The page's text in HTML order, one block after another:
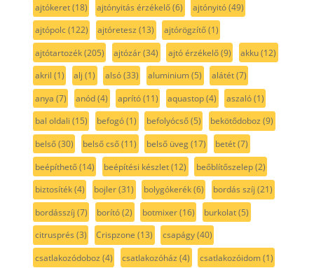
ajtókeret(18) ajtónyitás érzékelő(6) ajtónyitó(49)
ajtópolc(122) ajtóretesz (13) ajtórögzítő(1)
ajtótartozék(205) ajtózár(34) ajtó érzékelő(9) akku(12)
akril (1) alj (1) alsó(33) aluminium(5) alátét(7)
anya (7) anód(4) aprító(11) aquastop(4) aszaló(1)
bal oldali (15) befogó(1) befolyócső(5) bekötődoboz (9)
belső(30) belső cső(11) belső üveg(17) betét(7)
beépíthető(14) beépítési készlet(12) beőblítőszelep(2)
biztosíték(4) bojler(31) bolygókerék(6) bordás szíj (21)
bordásszíj (7) borító(2) botmixer(16) burkolat(5)
citrusprés (3) Crispzone (13) csapágy(40)
csatlakozódoboz (4) csatlakozóház (4) csatlakozóidom(1)